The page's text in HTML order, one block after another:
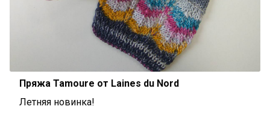
Пряжа Tamoure от Laines du Nord
Летняя новинка!